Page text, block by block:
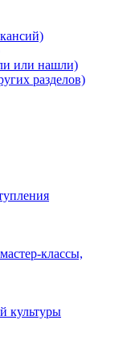
или нашли)
разделов)
классы,
культуры